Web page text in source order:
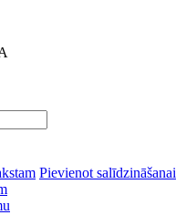
Pievienot salīdzināšanai